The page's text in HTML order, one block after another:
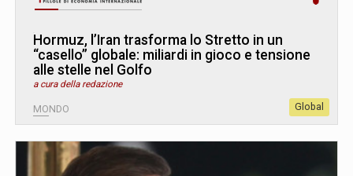
Hormuz, l’Iran trasforma lo Stretto in un
“casello” globale: miliardi in gioco e tensione
alle stelle nel Golfo
a cura della redazione
MONDO Global